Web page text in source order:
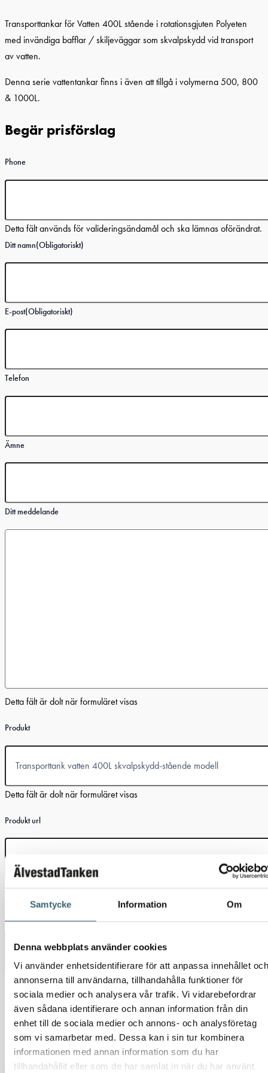
Samtycke Information Om
Denna webbplats använder cookies
Vi använder enhetsidentifierare för att anpassa innehållet och
annonserna till användarna, tillhandahålla funktioner för
sociala medier och analysera vår trafik. Vi vidarebefordrar
även sådana identifierare och annan information från din
enhet till de sociala medier och annons- och analysföretag
som vi samarbetar med. Dessa kan i sin tur kombinera
informationen med annan information som du har
tillhandahållit eller som de har samlat in när du har använt
Transporttankar för Vatten 400L stående i rotationsgjuten Polyeten
med invändiga bafflar / skiljeväggar som skvalpskydd vid transport
av vatten.
Denna serie vattentankar finns i även att tillgå i volymerna 500, 800
& 1000L.
Begär prisförslag
Phone
Detta fält används för valideringsändamål och ska lämnas oförändrat.
Ditt namn(Obligatoriskt)
E-post(Obligatoriskt)
Telefon
Ämne
Ditt meddelande
Detta fält är dolt när formuläret visas
Produkt
Detta fält är dolt när formuläret visas
Produkt url
Detta fält är dolt när formuläret visas
Samtycke(Obligatoriskt)
Jag samtycker till att Älvestad Tanken AB behandlar
personuppgifter om mig i enlighet med GDPR.
Skicka